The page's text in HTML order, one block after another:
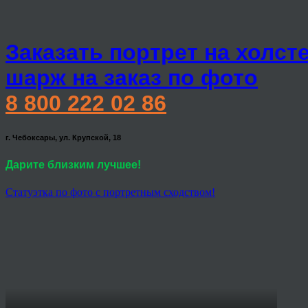
Заказать портрет на
шарж на заказ по фото
8 800 222 02 86
г. Чебоксары, ул. Крупской, 18
Дарите близким лучшее!
Статуэтка по фото с портретным сходством!